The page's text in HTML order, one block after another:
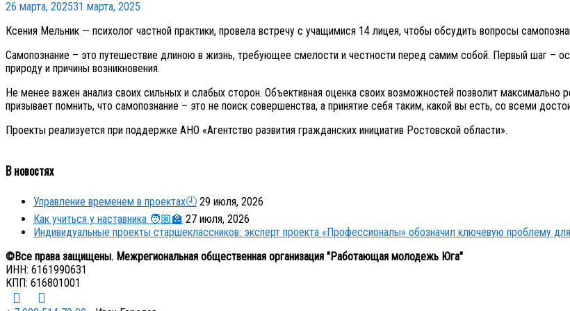
26 марта, 202531 марта, 2025
Ксения Мельник — психолог частной практики, провела встречу с учащимися 14 лицея, чтобы обсудить вопросы
Самопознание – это путешествие длиною в жизнь, требующее смелости и честности перед самим собой. Первый шаг –
природу и причины возникновения.
Не менее важен анализ своих сильных и слабых сторон. Объективная оценка своих возможностей позволит максимально
призывает помнить, что самопознание – это не поиск совершенства, а принятие себя таким, какой вы есть, со всеми
Проекты реализуется при поддержке АНО «Агентство развития гражданских инициатив Ростовской области».
В новостях
Управление временем в проектах🕘 29 июля, 2026
Как учиться у наставника 🧑🏼‍🏫 27 июля, 2026
Индивидуальные проекты старшеклассников: эксперт проекта «Профессионалы» обозначил ключевую проблему
©Все права защищены. Межрегиональная общественная организация "Работающая молодежь Юга"
ИНН: 6161990631
КПП: 616801001